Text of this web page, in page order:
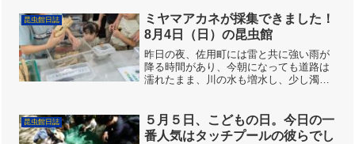
サツマニシキの裏面です。とても綺麗で
す。サツマニシキのおも...
昆虫館日誌
ミヤマアカネが採集できました！
8月4日（日）の昆虫館
昨日の夜、佐用町には雷と共に強い雨が
降る時間があり、今朝になっても道路は
濡れたまま、川の水も増水し、少し濁っ
が朝からうるさく鳴いていました。昨
晩、キッズスタッフの優君が...
昆虫館日誌
５月５日、こどもの日。今日の一
番人気はタッチプールの彼らでし